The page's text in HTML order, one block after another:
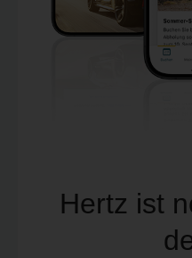
Hertz ist